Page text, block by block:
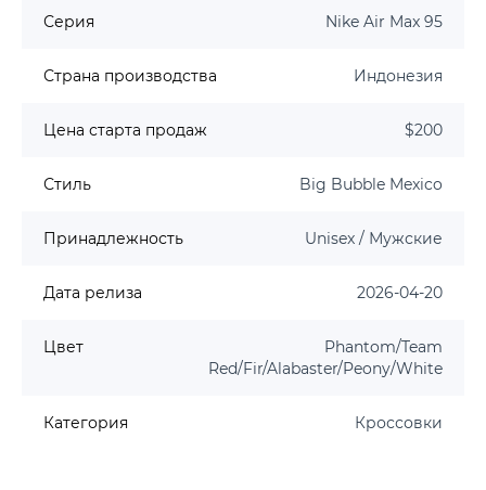
Серия Nike Air Max 95
Страна производства Индонезия
Цена старта продаж $200
Стиль Big Bubble Mexico
Принадлежность Unisex / Мужские
Дата релиза 2026-04-20
Цвет
Phantom/Team
Red/Fir/Alabaster/Peony/White
Категория Кроссовки